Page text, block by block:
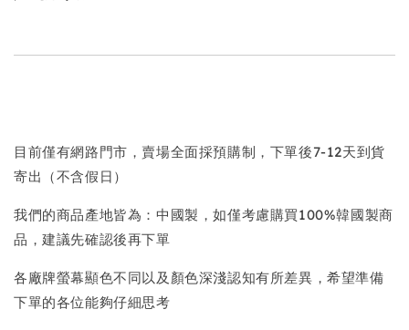
目前僅有網路門市，賣場全面採預購制，下單後7-12天到貨
寄出（不含假日）
我們的商品產地皆為：中國製，如僅考慮購買100%韓國製商
品，建議先確認後再下單
各廠牌螢幕顯色不同以及顏色深淺認知有所差異，希望準備
下單的各位能夠仔細思考